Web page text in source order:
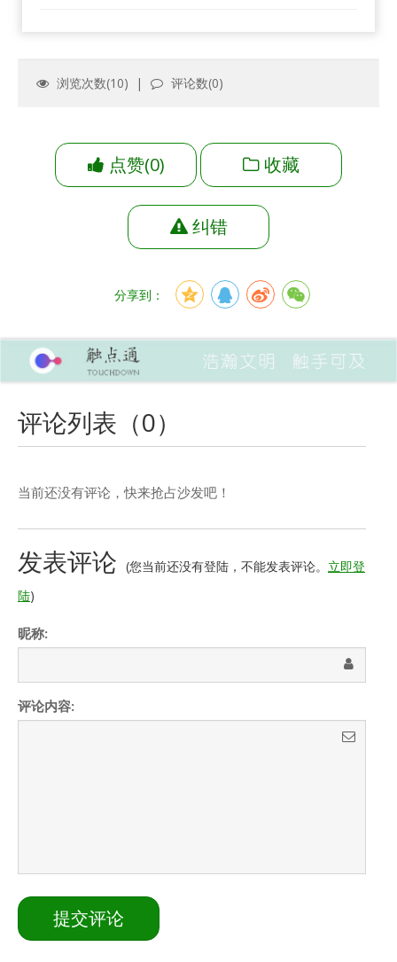
浏览次数(10) | 评论数(0)
点赞(0) 收藏
纠错
分享到：
评论列表（0）
当前还没有评论，快来抢占沙发吧！
发表评论 (您当前还没有登陆，不能发表评论。 立即登
陆)
昵称:
评论内容: